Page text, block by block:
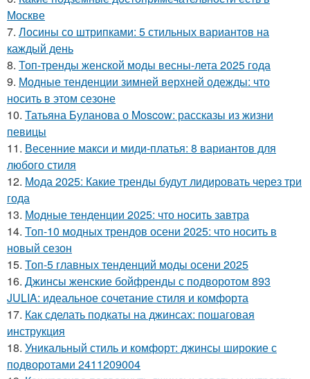
Москве
7. Лосины со штрипками: 5 стильных вариантов на
каждый день
8. Топ-тренды женской моды весны-лета 2025 года
9. Модные тенденции зимней верхней одежды: что
носить в этом сезоне
10. Татьяна Буланова о Moscow: рассказы из жизни
певицы
11. Весенние макси и миди-платья: 8 вариантов для
любого стиля
12. Мода 2025: Какие тренды будут лидировать через три
года
13. Модные тенденции 2025: что носить завтра
14. Топ-10 модных трендов осени 2025: что носить в
новый сезон
15. Топ-5 главных тенденций моды осени 2025
16. Джинсы женские бойфренды с подворотом 893
JULIA: идеальное сочетание стиля и комфорта
17. Как сделать подкаты на джинсах: пошаговая
инструкция
18. Уникальный стиль и комфорт: джинсы широкие с
подворотами 2411209004